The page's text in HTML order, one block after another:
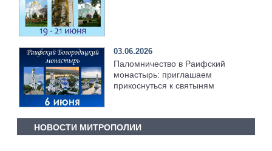
03.06.2026
Паломничество в Раифский
монастырь: приглашаем
прикоснуться к святыням
НОВОСТИ МИТРОПОЛИИ